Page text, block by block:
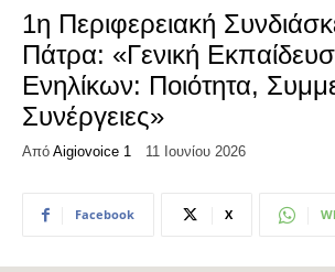
1η Περιφερειακή
Πάτρα: «Γενική
Ενηλίκων: Ποιότητα,
Συνέργειες»
Από Aigiovoice 1 11 Ιουνίου 2026
Facebook X